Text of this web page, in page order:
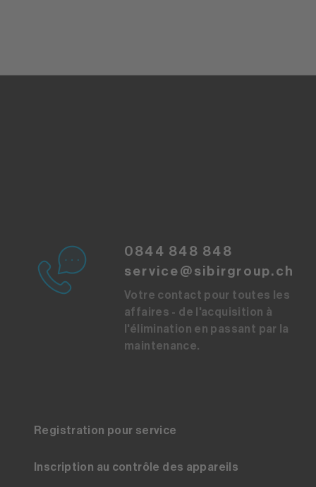
0844 848 848
service@sibirgroup.ch
Votre contact pour toutes les
affaires - de l'acquisition à
l'élimination en passant par la
maintenance.
Registration pour service
Inscription au contrôle des appareils